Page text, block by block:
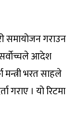
समायोजन गराउन
आदेश
भरत साहले
गराए । यो रिटमा